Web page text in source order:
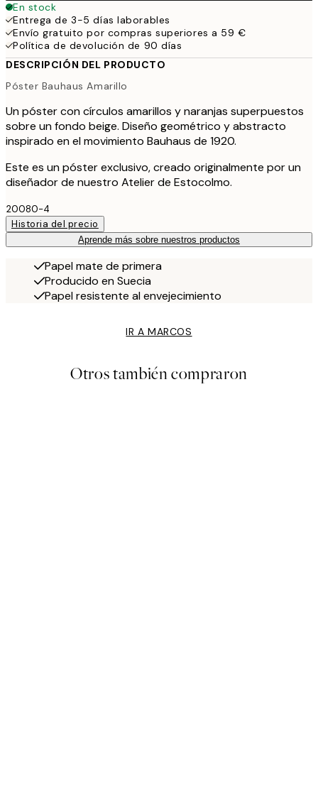
En stock
Entrega de 3-5 días laborables
Envío gratuito por compras superiores a 59 €
Política de devolución de 90 días
DESCRIPCIÓN DEL PRODUCTO
Póster Bauhaus Amarillo
Un póster con círculos amarillos y naranjas superpuestos
sobre un fondo beige. Diseño geométrico y abstracto
inspirado en el movimiento Bauhaus de 1920.
Este es un póster exclusivo, creado originalmente por un
diseñador de nuestro Atelier de Estocolmo.
20080-4
Historia del precio
Aprende más sobre nuestros productos
Papel mate de primera
Producido en Suecia
Papel resistente al envejecimiento
IR A MARCOS
Otros también compraron